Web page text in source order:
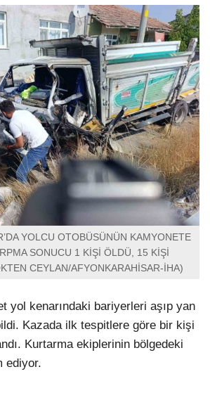
YOLCU OTOBÜSÜNÜN KAMYONETE
SONUCU 1 KİŞİ ÖLDÜ, 15 KİŞİ
CEYLAN/AFYONKARAHİSAR-İHA)
yol kenarındaki bariyerleri aşıp yan
Kazada ilk tespitlere göre bir kişi
Kurtarma ekiplerinin bölgedeki
ediyor.